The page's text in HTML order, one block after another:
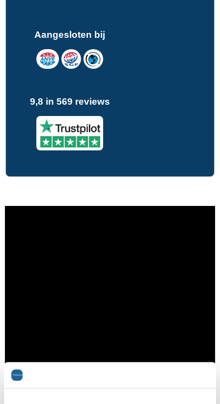
Aangesloten bij
9,8 in 569 reviews